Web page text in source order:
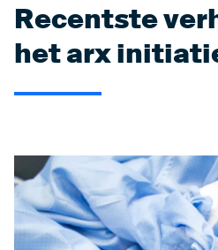
Recentste
het arx